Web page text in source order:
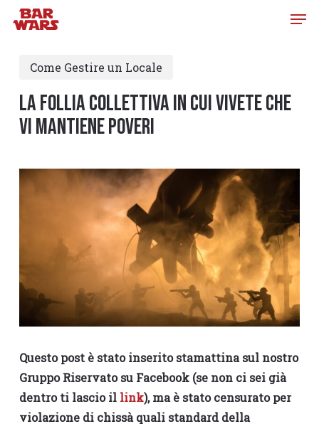
Skip
contentCome Gestire un Locale
LA FOLLIA COLLETTIVA IN CUI VIVETE CHE
VI MANTIENE POVERI
Questo post è stato inserito stamattina sul nostro
Gruppo Riservato su Facebook (se non ci sei già
dentro ti lascio il link), ma è stato censurato per
violazione di chissà quali standard della